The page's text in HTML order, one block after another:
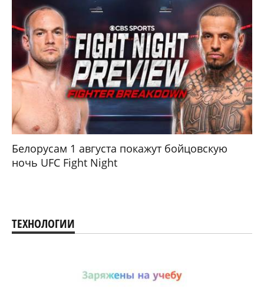
Белорусам 1 августа покажут бойцовскую
ночь UFC Fight Night
ТЕХНОЛОГИИ